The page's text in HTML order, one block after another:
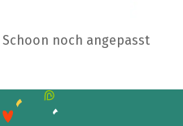
noch angepasst